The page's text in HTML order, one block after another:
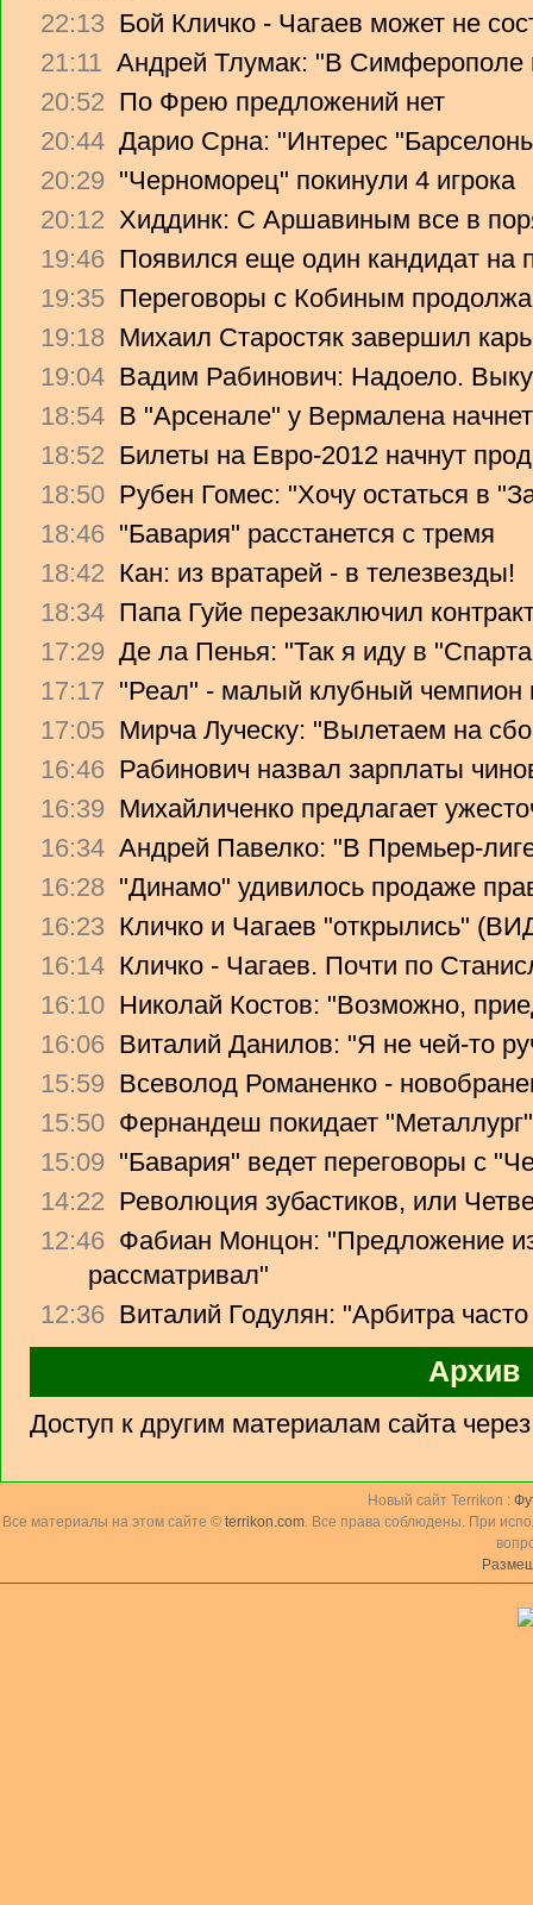
22:13 Бой Кличко - Чагаев может не
21:11 Андрей Тлумак: "В Симферополе
20:52 По Фрею предложений нет
20:44 Дарио Срна: "Интерес
20:29 "Черноморец" покинули 4 игрока
20:12 Хиддинк: С Аршавиным все в
19:46 Появился еще один кандидат на
19:35 Переговоры с Кобиным
19:18 Михаил Старостяк завершил
19:04 Вадим Рабинович: Надоело.
18:54 В "Арсенале" у Вермалена
18:52 Билеты на Евро-2012 начнут
18:50 Рубен Гомес: "Хочу остаться в
18:46 "Бавария" расстанется с тремя
18:42 Кан: из вратарей - в телезвезды!
18:34 Папа Гуйе перезаключил
17:29 Де ла Пенья: "Так я иду в
17:17 "Реал" - малый клубный чемпион
17:05 Мирча Луческу: "Вылетаем на
16:46 Рабинович назвал зарплаты
16:39 Михайличенко предлагает
16:34 Андрей Павелко: "В Премьер-
16:28 "Динамо" удивилось продаже
16:23 Кличко и Чагаев "открылись"
16:14 Кличко - Чагаев. Почти по
16:10 Николай Костов: "Возможно,
16:06 Виталий Данилов: "Я не чей-то
15:59 Всеволод Романенко -
15:50 Фернандеш покидает "Металлург"
15:09 "Бавария" ведет переговоры с
14:22 Революция зубастиков, или
12:46 Фабиан Монцон: "Предложение
рассматривал"
12:36 Виталий Годулян: "Арбитра
Архив
Доступ к другим материалам сайта
Новый сайт Terrikon :
Все материалы на этом сайте © terrikon.com. Все права соблюдены. При